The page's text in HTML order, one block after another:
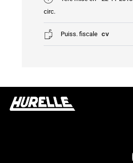
circ.
Puiss. fiscale cv